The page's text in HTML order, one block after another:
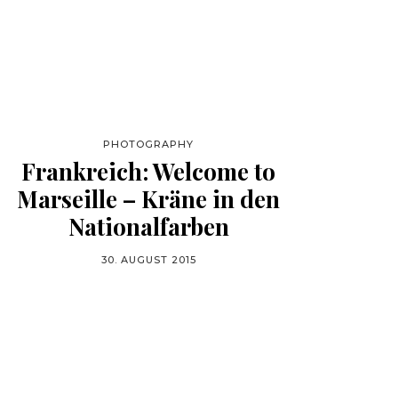
PHOTOGRAPHY
Frankreich: Welcome to
Marseille – Kräne in den
Nationalfarben
30. AUGUST 2015